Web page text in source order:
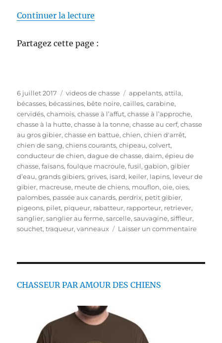
Continuer la lecture
Partagez cette page :
P
u
b
l
i
é
l
e
6 juillet 2017
C
a
t
é
g
o
r
i
e
s
videos de chasse
É
t
i
q
u
e
t
t
e
s
appelants,attila,
bécasses, bécassines, bête noire,cailles,carabine,
cervidés,chamois,chasse à l’affut,chasse à l’approche,
chasse à la hutte,chasse à la tonne,chasse au cerf,chasse
au gros gibier,chasse en battue,chien,chien d'arrêt,
chien de sang,chiens courants,chipeau,colvert,
conducteur de chien,dague de chasse,daim,épieu de
chasse,faisans,foulque macroule,fusil,gabion,gibier
d’eau,grands gibiers,grives, isard, keiler, lapins, leveur de
gibier, macreuse, meute de chiens, mouflon,oie,oies,
palombes, passée aux canards, perdrix, petit gibier,
pigeons, pilet, piqueur, rabatteur, rapporteur, retriever,
sanglier,sanglier au ferme,sarcelle,sauvagine,siffleur,
souchet,traqueur,vanneaux Laisser un commentaires
CHASSEUR PAR AMOUR DES CHIENS